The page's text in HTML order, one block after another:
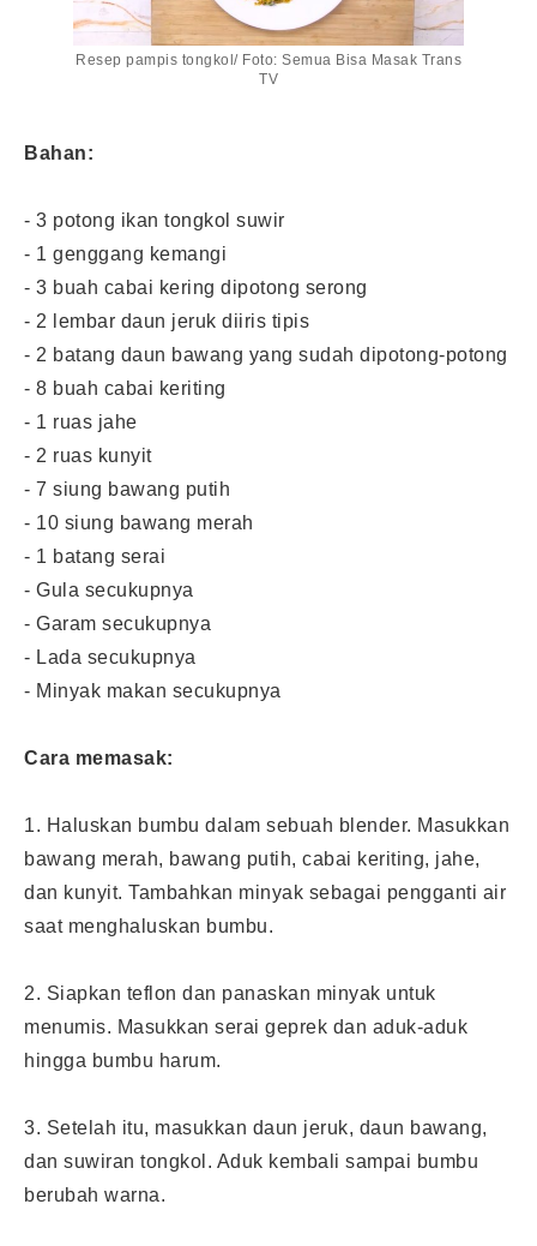
Resep pampis tongkol/ Foto: Semua Bisa Masak Trans
TV
Bahan:
- 3 potong ikan tongkol suwir
- 1 genggang kemangi
- 3 buah cabai kering dipotong serong
- 2 lembar daun jeruk diiris tipis
- 2 batang daun bawang yang sudah dipotong-potong
- 8 buah cabai keriting
- 1 ruas jahe
- 2 ruas kunyit
- 7 siung bawang putih
- 10 siung bawang merah
- 1 batang serai
- Gula secukupnya
- Garam secukupnya
- Lada secukupnya
- Minyak makan secukupnya
Cara memasak:
1. Haluskan bumbu dalam sebuah blender. Masukkan
bawang merah, bawang putih, cabai keriting, jahe,
dan kunyit. Tambahkan minyak sebagai pengganti air
saat menghaluskan bumbu.
2. Siapkan teflon dan panaskan minyak untuk
menumis. Masukkan serai geprek dan aduk-aduk
hingga bumbu harum.
3. Setelah itu, masukkan daun jeruk, daun bawang,
dan suwiran tongkol. Aduk kembali sampai bumbu
berubah warna.